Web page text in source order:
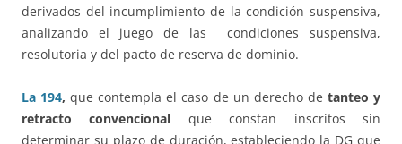
derivados del incumplimiento de la condición suspensiva,
analizando el juego de las condiciones suspensiva,
resolutoria y del pacto de reserva de dominio.
La 194,que contempla el caso de un derecho de tanteo y
retracto convencional que constan inscritos sin
determinar su plazo de duración, estableciendo la DG que